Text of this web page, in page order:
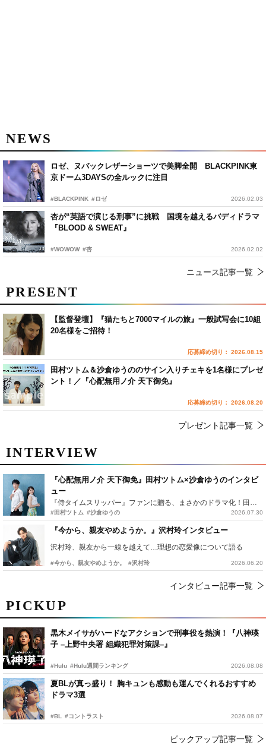
NEWS
ロゼ、ヌバックレザーショーツで美脚全開 BLACKPINK東
京ドーム3DAYSの全ルックに注目
#BLACKPINK #ロゼ 2026.02.03
杏が“英語で演じる刑事”に挑戦 国境を越えるバディドラマ
『BLOOD & SWEAT』
#WOWOW #杏 2026.02.02
ニュース記事一覧
PICKUP
黒木メイサがハードなアクションで刑事役を熱演！『八神瑛
子 –上野中央署 組織犯罪対策課–』
#Hulu #Hulu週間ランキング 2026.08.08
夏BLが真っ盛り！ 胸キュンも感動も運んでくれるおすすめ
ドラマ3選
#BL #コントラスト 2026.08.07
ピックアップ記事一覧
INTERVIEW
『心配無用ノ介 天下御免』田村ツトム×沙倉ゆうのインタビ
ュー
#田村ツトム #沙倉ゆうの 2026.07.30
『今から、親友やめようか。』沢村玲インタビュー
沢村玲、親友から一線を越えて…理想の恋愛像について語る
#今から、親友やめようか。 #沢村玲 2026.06.20
インタビュー記事一覧
PRESENT
【監督登壇】『猫たちと7000マイルの旅』一般試写会に10組
20名様をご招待！
応募締め切り： 2026.08.15
田村ツトム＆沙倉ゆうののサイン入りチェキを1名様にプレゼ
ント！／『心配無用ノ介 天下御免』
応募締め切り： 2026.08.20
プレゼント記事一覧